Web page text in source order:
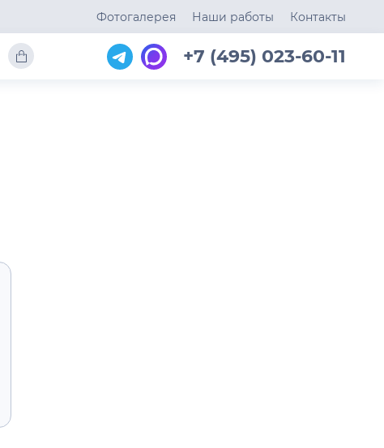
Фотогалерея Наши работы Контакты
+7 (495) 023-60-11